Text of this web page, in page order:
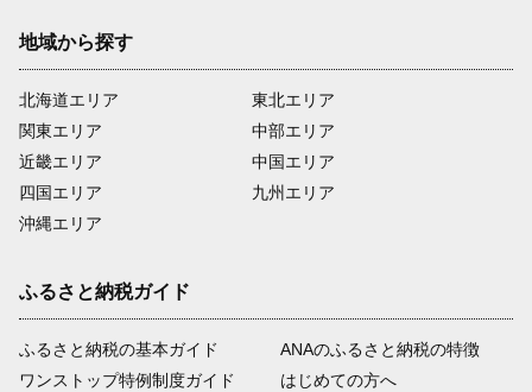
地域から探す
北海道エリア
関東エリア
近畿エリア
四国エリア
沖縄エリア
東北エリア
中部エリア
中国エリア
九州エリア
ふるさと納税ガイド
ふるさと納税の基本ガイド
ワンストップ特例制度ガイド
ANAのふるさと納税の特徴
はじめての方へ